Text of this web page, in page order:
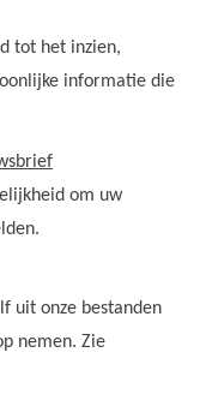
tot het inzien,
informatie die
om uw
uit onze bestanden
nemen. Zie